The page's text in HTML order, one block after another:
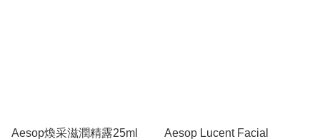
Aesop煥采滋潤精露25ml
Aesop Lucent Facial